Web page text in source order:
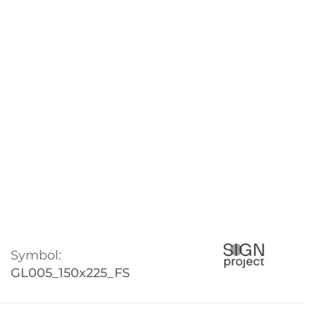
Symbol:
GL005_150x225_FS